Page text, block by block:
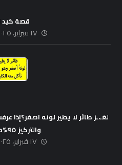
قصة كيد
١٧ فبراير، ٢٠٢٥
لغـ،ـز طائر لا يطير لونه
والتركيز ٩٥%من الناس
١٧ فبراير، ٢٠٢٥